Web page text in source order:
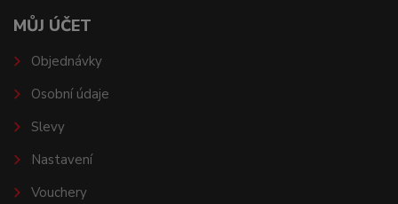
MŮJ ÚČET
Objednávky
Osobní údaje
Slevy
Nastavení
Vouchery